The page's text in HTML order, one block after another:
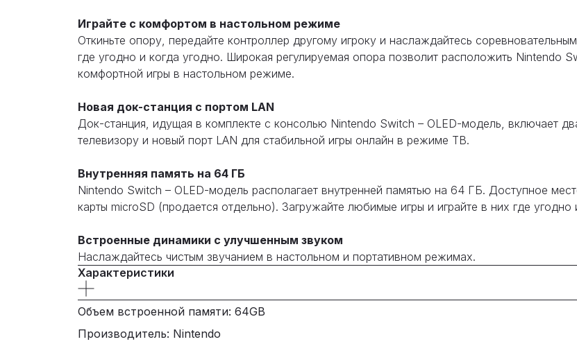
Играйте с комфортом в настольном режиме
Откиньте опору, передайте контроллер другому игроку и наслаждайтесь
где угодно и когда угодно. Широкая регулируемая опора позволит расположить Nintendo
комфортной игры в настольном режиме.
Новая док-станция с портом LAN
Док-станция, идущая в комплекте с консолью Nintendo Switch – OLED-модель, включает
телевизору и новый порт LAN для стабильной игры онлайн в режиме ТВ.
Внутренняя память на 64 ГБ
Nintendo Switch – OLED-модель располагает внутренней памятью на 64 ГБ. Доступное
карты microSD (продается отдельно). Загружайте любимые игры и играйте в них где угодно
Встроенные динамики с улучшенным звуком
Наслаждайтесь чистым звучанием в настольном и портативном режимах.
Характеристики
Объем встроенной памяти: 64GB
Производитель: Nintendo